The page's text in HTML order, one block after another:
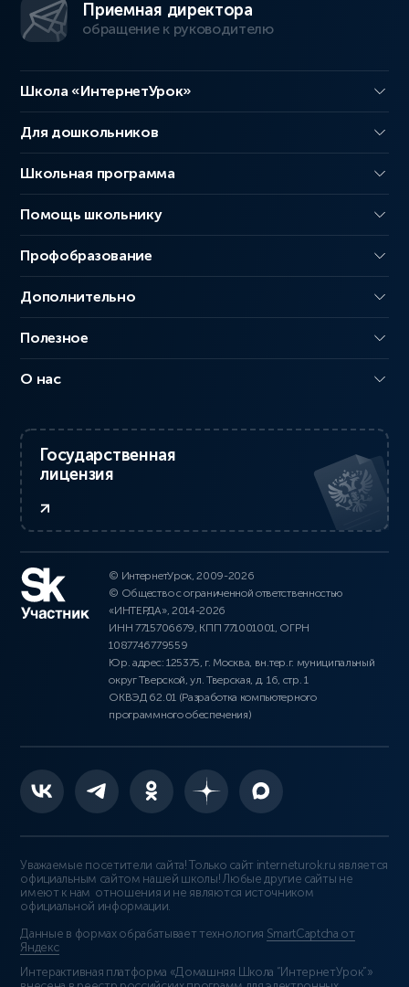
Приемная директора
обращение к руководителю
Школа «ИнтернетУрок»
Для дошкольников
Школьная программа
Помощь школьнику
Профобразование
Дополнительно
Полезное
О нас
Государственная
лицензия
© ИнтернетУрок, 2009-2026
© Общество с ограниченной ответственностью
«ИНТЕРДА», 2014-2026
ИНН 7715706679, КПП 771001001, ОГРН
1087746779559
Юр. адрес: 125375, г. Москва, вн.тер.г. муниципальный
округ Тверской, ул. Тверская, д. 16, стр. 1
ОКВЭД 62.01 (Разработка компьютерного
программного обеспечения)
Уважаемые посетители сайта! Только сайт interneturok.ru является
официальным сайтом нашей школы! Любые другие сайты не
имеют к нам отношения и не являются источником
официальной информации.
Данные в формах обрабатывает технология SmartCaptcha от
Яндекс
Интерактивная платформа «Домашняя Школа “ИнтернетУрок”»